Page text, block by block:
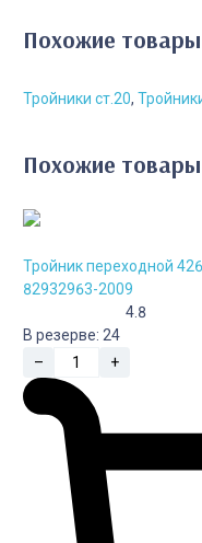
Похожие товары
Тройники ст.20,
Похожие товары
Тройник переходной
82932963-2009
4.8
В резерве: 24
–
+